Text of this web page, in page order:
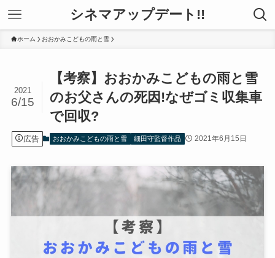
シネマアップデート!!
ホーム おおかみこどもの雨と雪
【考察】おおかみこどもの雨と雪
のお父さんの死因!なぜゴミ収集車
で回収?
2021
6/15
広告 おおかみこどもの雨と雪 細田守監督作品 2021年6月15日